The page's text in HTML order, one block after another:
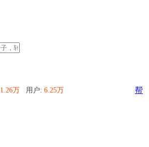
1.26万 用户: 6.25万
帮